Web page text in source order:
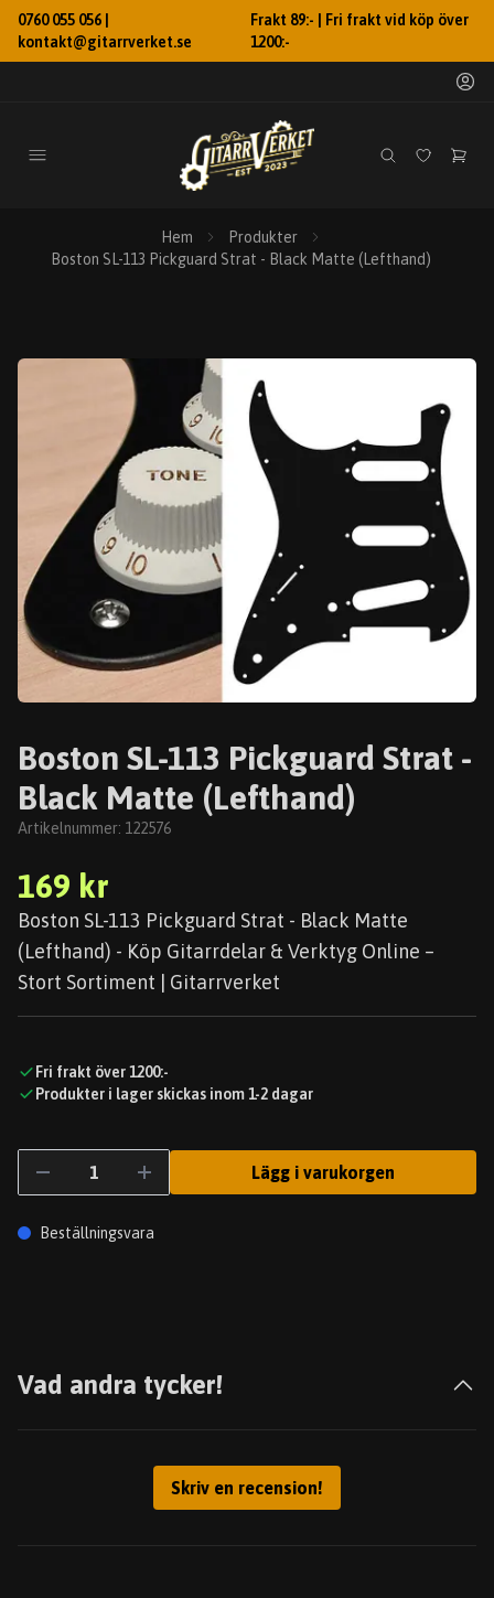
0760 055 056 |
kontakt@gitarrverket.se
Frakt 89:- | Fri frakt vid köp över
1200:-
Hem
Produkter
Boston SL-113 Pickguard Strat - Black Matte (Lefthand)
Boston SL-113 Pickguard Strat -
Black Matte (Lefthand)
Artikelnummer: 122576
169 kr
Boston SL-113 Pickguard Strat - Black Matte
(Lefthand) - Köp Gitarrdelar & Verktyg Online –
Stort Sortiment | Gitarrverket
Fri frakt över 1200:-
Produkter i lager skickas inom 1-2 dagar
Lägg i varukorgen
Beställningsvara
Vad andra tycker!
Skriv en recension!